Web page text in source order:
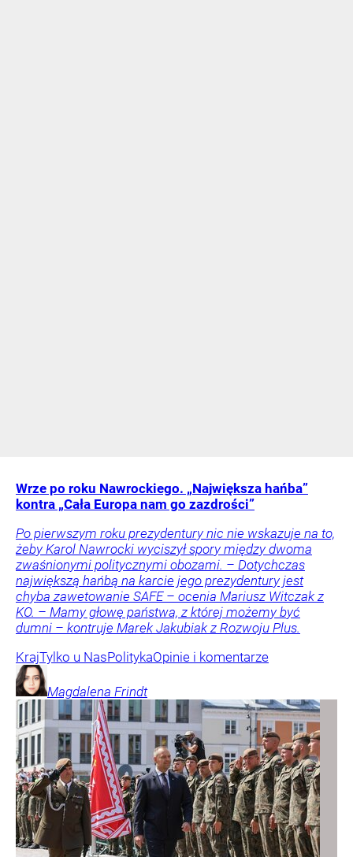
Wrze po roku Nawrockiego. „Największa hańba”
kontra „Cała Europa nam go zazdrości”
Po pierwszym roku prezydentury nic nie wskazuje na to,
żeby Karol Nawrocki wyciszył spory między dwoma
zwaśnionymi politycznymi obozami. – Dotychczas
największą hańbą na karcie jego prezydentury jest
chyba zawetowanie SAFE – ocenia Mariusz Witczak z
KO. – Mamy głowę państwa, z której możemy być
dumni – kontruje Marek Jakubiak z Rozwoju Plus.
KrajTylko u NasPolitykaOpinie i komentarze
Magdalena Frindt